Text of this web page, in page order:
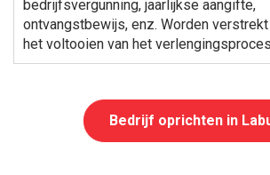
bedrijfsvergunning, jaarlijkse aangifte,
ontvangstbewijs, enz. Worden verstrekt
het voltooien van het
Bedrijf oprichten in